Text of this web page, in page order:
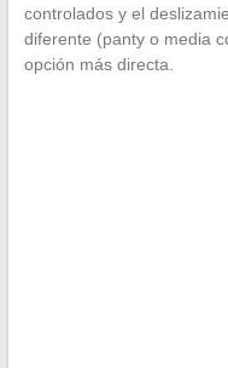
controlados y el
diferente (panty o media
opción más directa.